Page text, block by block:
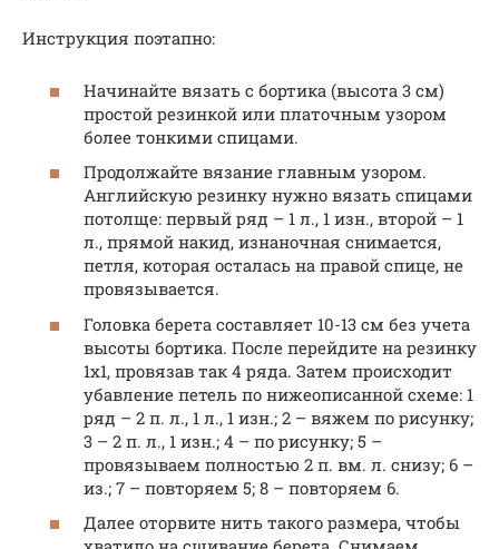
Инструкция поэтапно:
Начинайте вязать с бортика (высота 3 см)
простой резинкой или платочным узором
более тонкими спицами.
Продолжайте вязание главным узором.
Английскую резинку нужно вязать спицами
потолще: первый ряд – 1 л., 1 изн., второй – 1
л., прямой накид, изнаночная снимается,
петля, которая осталась на правой спице, не
провязывается.
Головка берета составляет 10-13 см без учета
высоты бортика. После перейдите на резинку
1х1, провязав так 4 ряда. Затем происходит
убавление петель по нижеописанной схеме: 1
ряд – 2 п. л., 1 л., 1 изн.; 2 – вяжем по рисунку;
3 – 2 п. л., 1 изн.; 4 – по рисунку; 5 –
провязываем полностью 2 п. вм. л. снизу; 6 –
из.; 7 – повторяем 5; 8 – повторяем 6.
Далее оторвите нить такого размера, чтобы